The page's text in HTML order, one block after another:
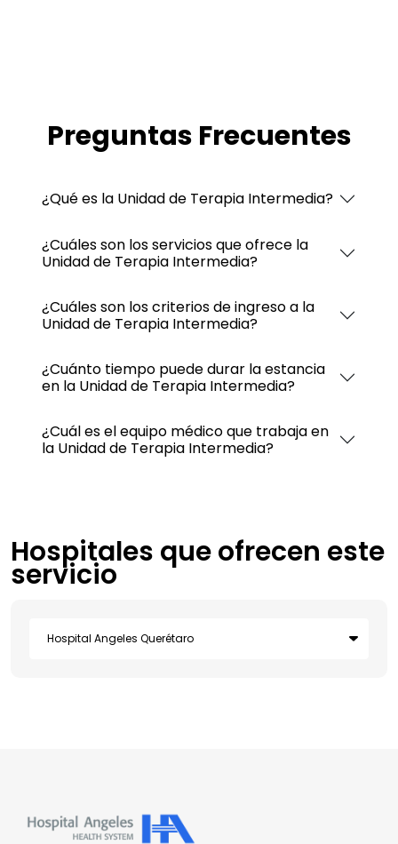
Preguntas Frecuentes
¿Qué es la Unidad de Terapia Intermedia?
¿Cuáles son los servicios que ofrece la
Unidad de Terapia Intermedia?
¿Cuáles son los criterios de ingreso a la
Unidad de Terapia Intermedia?
¿Cuánto tiempo puede durar la estancia
en la Unidad de Terapia Intermedia?
¿Cuál es el equipo médico que trabaja en
la Unidad de Terapia Intermedia?
Hospitales que ofrecen este
servicio